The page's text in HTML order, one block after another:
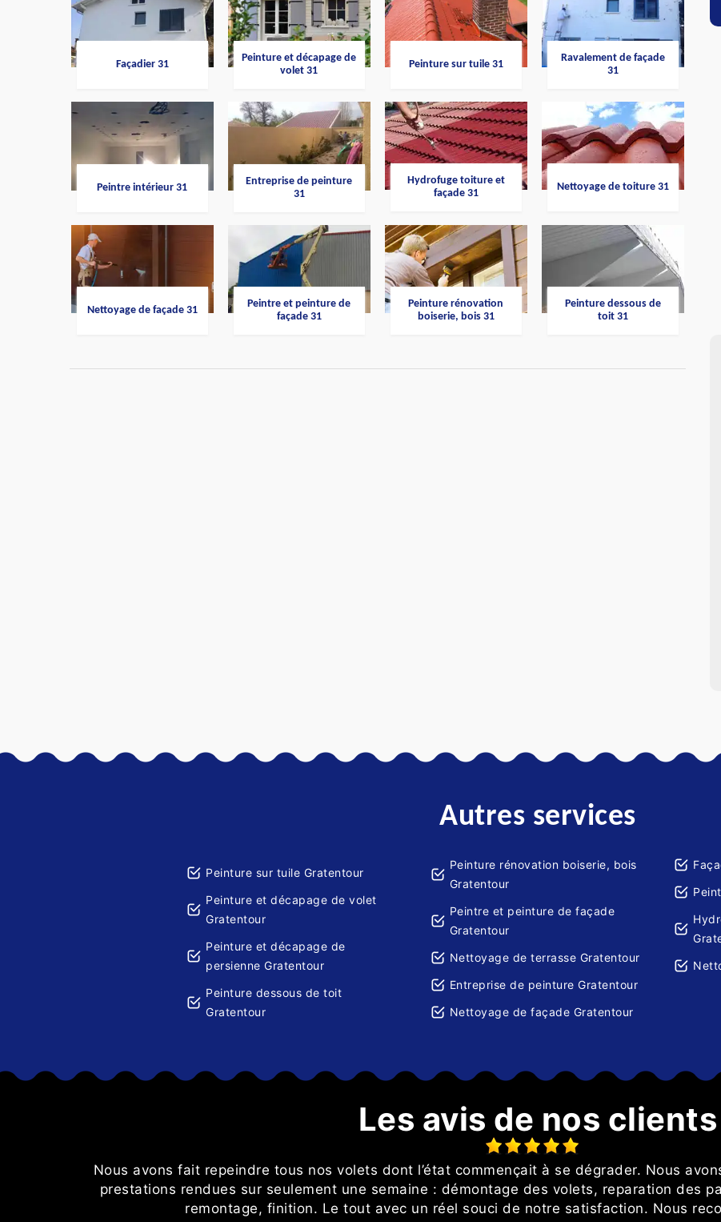
Façadier 31
Peinture et décapage de
volet 31
Peinture sur tuile 31
Ravalement de façade
31
Peintre intérieur 31
Entreprise de peinture
31
Hydrofuge toiture et
façade 31
Nettoyage de toiture 31
Nettoyage de façade 31
Peintre et peinture de
façade 31
Peinture rénovation
boiserie, bois 31
Peinture dessous de
toit 31
Autres services
Peinture sur tuile Gratentour
Peinture et décapage de volet
Gratentour
Peinture et décapage de
persienne Gratentour
Peinture dessous de toit
Gratentour
Peinture rénovation boiserie, bois
Gratentour
Peintre et peinture de façade
Gratentour
Nettoyage de terrasse Gratentour
Entreprise de peinture Gratentour
Nettoyage de façade Gratentour
Les avis de nos clients
Nous avons fait repeindre tous nos volets dont l’état commençait à se dégrader. Nous
prestations rendues sur seulement une semaine : démontage des volets, reparation des
remontage, finition. Le tout avec un réel souci de notre satisfaction. Nous